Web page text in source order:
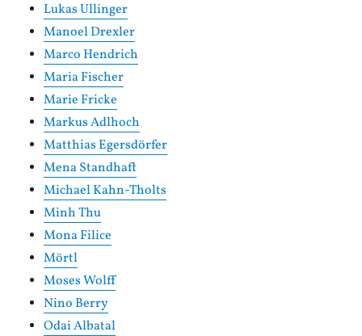
Lukas Ullinger
Manoel Drexler
Marco Hendrich
Maria Fischer
Marie Fricke
Markus Adlhoch
Matthias Egersdörfer
Mena Standhaft
Michael Kahn-Tholts
Minh Thu
Mona Filice
Mörtl
Moses Wolff
Nino Berry
Odai Albatal